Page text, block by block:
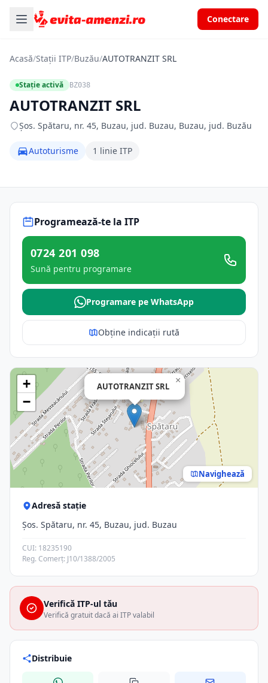
Conectare
Acasă/Stații ITP/Buzău/AUTOTRANZIT SRL
Stație activă BZ038
AUTOTRANZIT SRL
Şos. Spătaru, nr. 45, Buzau, jud. Buzau, Buzau, jud. Buzău
Autoturisme 1 linie ITP
Programează-te la ITP
0724 201 098
Sună pentru programare
Programare pe WhatsApp
Obține indicații rută
AUTOTRANZIT SRL
×
+
−
Navighează
Adresă stație
Şos. Spătaru, nr. 45, Buzau, jud. Buzau
CUI: 18235190
Reg. Comerț: J10/1388/2005
Verifică ITP-ul tău
Verifică gratuit dacă ai ITP valabil
Distribuie